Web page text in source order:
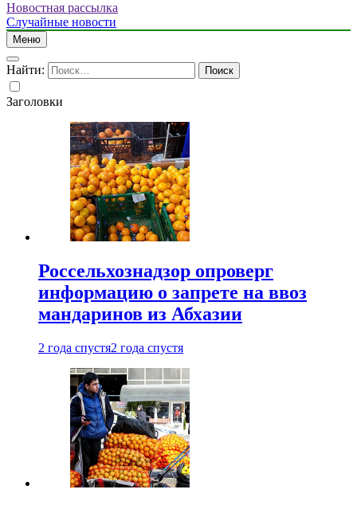
Новостная рассылка
Случайные новости
Меню
Найти:
Заголовки
Россельхознадзор опроверг
информацию о запрете на ввоз
мандаринов из Абхазии
2 года спустя2 года спустя